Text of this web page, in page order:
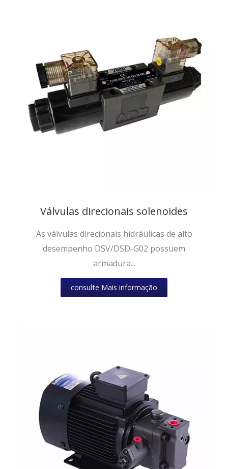
Válvulas direcionais solenoides
As válvulas direcionais hidráulicas de alto
desempenho DSV/DSD-G02 possuem
armadura...
consulte Mais informação